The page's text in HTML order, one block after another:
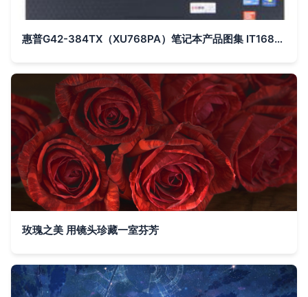
惠普G42-384TX（XU768PA）笔记本产品图集 IT168高清素材一览
玫瑰之美 用镜头珍藏一室芬芳